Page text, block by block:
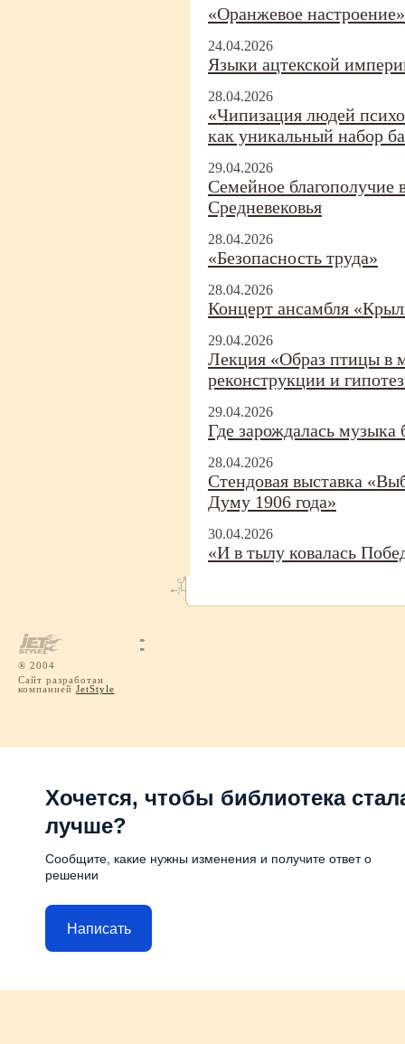
«Оранжевое настроение»
24.04.2026
Языки ацтекской
28.04.2026
«Чипизация людей
как уникальный набор
29.04.2026
Семейное благополучие
Средневековья
28.04.2026
«Безопасность труда»
28.04.2026
Концерт ансамбля
29.04.2026
Лекция «Образ птицы в
реконструкции и
29.04.2026
Где зарождалась музыка
28.04.2026
Стендовая выставка
Думу 1906 года»
30.04.2026
«И в тылу ковалась
® 2004
Сайт разработан
компанией JetStyle
Хочется, чтобы библиотека
лучше?
Сообщите, какие нужны изменения и получите ответ о
решении
Написать